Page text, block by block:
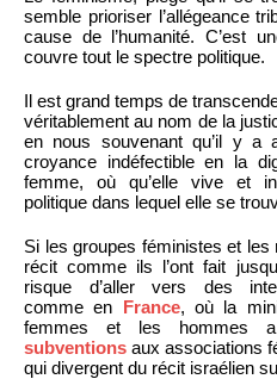
semble prioriser l’allégeance
cause de l’humanité. C’est
couvre tout le spectre politique.
Il est grand temps de
véritablement au nom de la
en nous souvenant qu’il y
croyance indéfectible en la
femme, où qu’elle vive et
politique dans lequel elle se
Si les groupes féministes et
récit comme ils l’ont fait
risque d’aller vers des
comme en France, où la
femmes et les hommes
subventions aux associations
qui divergent du récit israélien